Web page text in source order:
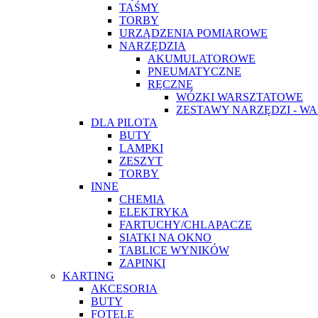
TAŚMY
TORBY
URZĄDZENIA POMIAROWE
NARZĘDZIA
AKUMULATOROWE
PNEUMATYCZNE
RĘCZNE
WÓZKI WARSZTATOWE
ZESTAWY NARZĘDZI -
DLA PILOTA
BUTY
LAMPKI
ZESZYT
TORBY
INNE
CHEMIA
ELEKTRYKA
FARTUCHY/CHLAPACZE
SIATKI NA OKNO
TABLICE WYNIKÓW
ZAPINKI
KARTING
AKCESORIA
BUTY
FOTELE